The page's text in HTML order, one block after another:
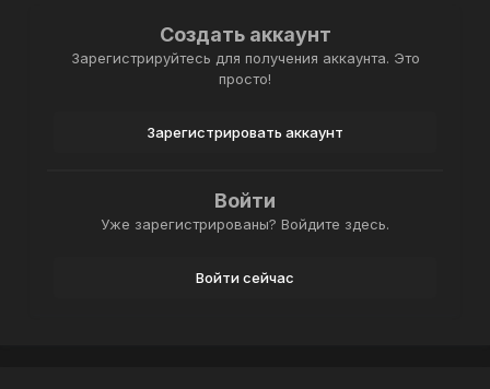
Создать аккаунт
Зарегистрируйтесь для получения аккаунта. Это
просто!
Зарегистрировать аккаунт
Войти
Уже зарегистрированы? Войдите здесь.
Войти сейчас